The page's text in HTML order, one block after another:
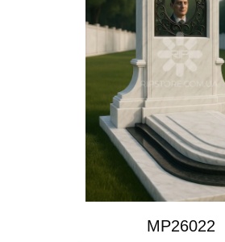
MP26022